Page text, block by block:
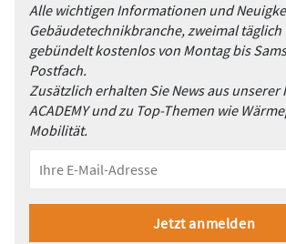
Alle wichtigen Informationen und
Gebäudetechnikbranche, zweimal täglich
gebündelt kostenlos von Montag bis
Postfach.
Zusätzlich erhalten Sie News aus unserer
ACADEMY und zu Top-Themen wie
Mobilität.